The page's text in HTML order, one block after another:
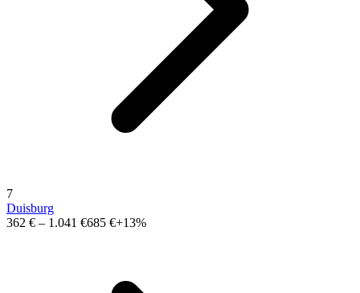
7
Duisburg
362 € – 1.041 €685 €+13%